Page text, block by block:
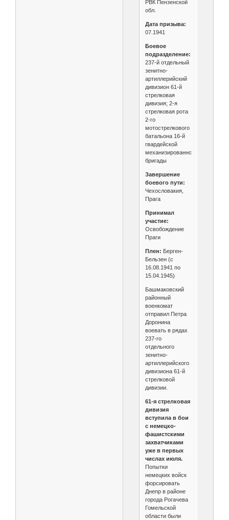
РВК Пензенской
обл.
Дата призыва:
07.1941
Боевое
подразделение:
237‑й отдельный
зенитно-
артиллерийский
дивизион 61‑й
стрелковая
дивизия; 2‑я
стрелковая рота
2‑го
мотострелкового
батальона 16‑й
гвардейской
механизированной
бригады
Завершение
боевого пути:
Чехословакия,
Прага
Принимал
участие:
Освобождение
Праги
Плен: Берген-
Бельзен (с
16.08.1941 по
15.04.1945)
Башмаковский
районный
военкомат
отправил Петра
Доронина
воевать в рядах
237‑го
отдельного
зенитно-
артиллерийского
дивизиона 61‑й
стрелковой
дивизии.
61‑я стрелковая
дивизия
вступила в бои
с немецко-
фашистскими
захватчиками
уже в первых
числах июля.
Попытки
немецких войск
форсировать
Днепр в районе
города Рогачева
Гомельской
области были